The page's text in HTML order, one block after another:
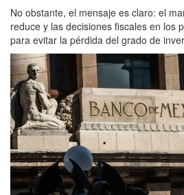
No obstante, el mensaje es claro: el
reduce y las decisiones fiscales en los
para evitar la pérdida del grado de